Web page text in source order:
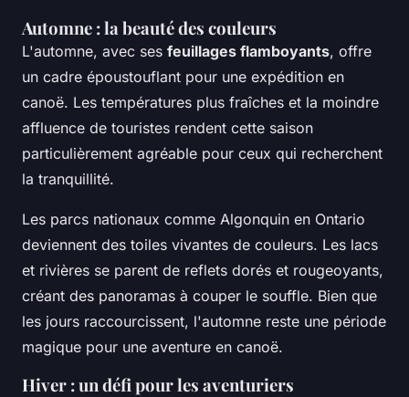
Automne : la beauté des couleurs
L'automne, avec ses feuillages flamboyants, offre
un cadre époustouflant pour une expédition en
canoë. Les températures plus fraîches et la moindre
affluence de touristes rendent cette saison
particulièrement agréable pour ceux qui recherchent
la tranquillité.
Les parcs nationaux comme Algonquin en Ontario
deviennent des toiles vivantes de couleurs. Les lacs
et rivières se parent de reflets dorés et rougeoyants,
créant des panoramas à couper le souffle. Bien que
les jours raccourcissent, l'automne reste une période
magique pour une aventure en canoë.
Hiver : un défi pour les aventuriers